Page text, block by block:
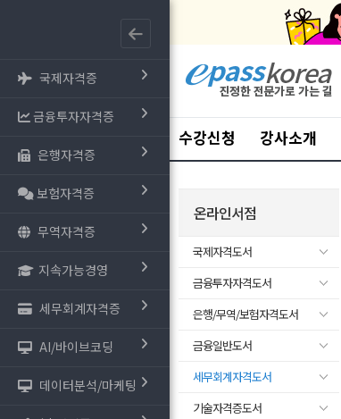
국제자격증
금융투자자격증
은행자격증
보험자격증
무역자격증
지속가능경영
세무회계자격증
AI/바이브코딩
데이터분석/마케팅
수강신청 강사소개
온라인서점
국제자격도서
금융투자자격도서
은행/무역/보험자격도서
금융일반도서
세무회계자격도서
기술자격증도서